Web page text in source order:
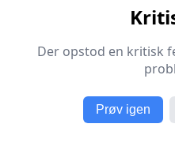
Der opstod en kritisk
Prøv igen